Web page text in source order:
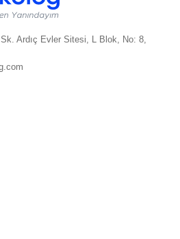
Ardıç Evler Sitesi, L Blok, No: 8,